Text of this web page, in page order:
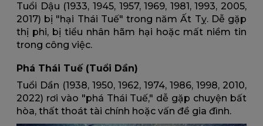
Tuổi Dậu (1933, 1945, 1957, 1969, 1981, 1993, 2005,
2017) bị "hại Thái Tuế" trong năm Ất Tỵ. Dễ gặp
thị phi, bị tiểu nhân hãm hại hoặc mất niềm tin
trong công việc.
Phá Thái Tuế (Tuổi Dần)
Tuổi Dần (1938, 1950, 1962, 1974, 1986, 1998, 2010,
2022) rơi vào "phá Thái Tuế," dễ gặp chuyện bất
hòa, thất thoát tài chính hoặc vấn đề gia đình.